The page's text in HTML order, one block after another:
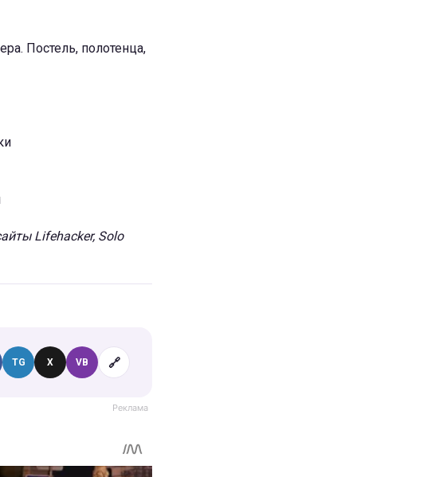
Постель, полотенца,
Lifehacker, Solo
TG X VB 🔗